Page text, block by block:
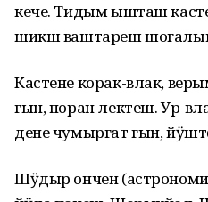
кече. Тидым ышташ
шикш ваштареш
Кастене корак-влак,
гын, поран лектеш. Ур-
дене чумыргат гын,
Шӱдыр ончен